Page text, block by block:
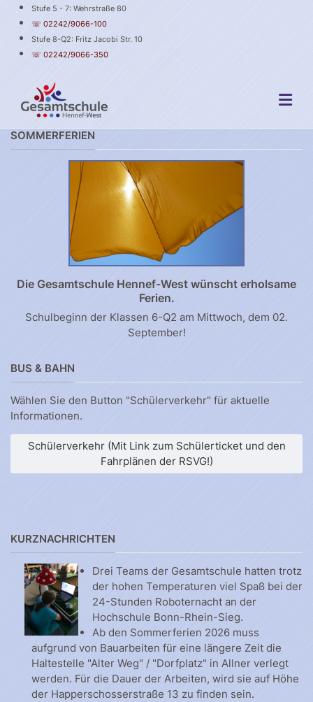
Stufe 5 - 7: Wehrstraße 80
☏ 02242/9066-100
Stufe 8-Q2: Fritz Jacobi Str. 10
☏ 02242/9066-350
SOMMERFERIEN
Die Gesamtschule Hennef-West wünscht erholsame
Ferien.
Schulbeginn der Klassen 6-Q2 am Mittwoch, dem 02.
September!
BUS & BAHN
Wählen Sie den Button "Schülerverkehr" für aktuelle
Informationen.
Schülerverkehr (Mit Link zum Schülerticket und den
Fahrplänen der RSVG!)
KURZNACHRICHTEN
Drei Teams der Gesamtschule hatten trotz
der hohen Temperaturen viel Spaß bei der
24-Stunden Roboternacht an der
Hochschule Bonn-Rhein-Sieg.
Ab den Sommerferien 2026 muss
aufgrund von Bauarbeiten für eine längere Zeit die
Haltestelle "Alter Weg" / "Dorfplatz" in Allner verlegt
werden. Für die Dauer der Arbeiten, wird sie auf Höhe
der Happerschosserstraße 13 zu finden sein.